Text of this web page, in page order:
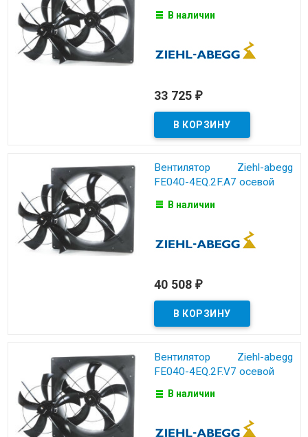
В наличии
33 725 ₽
Вентилятор Ziehl-abegg
FE040-4EQ.2F.A7 осевой
В наличии
40 508 ₽
Вентилятор Ziehl-abegg
FE040-4EQ.2F.V7 осевой
В наличии